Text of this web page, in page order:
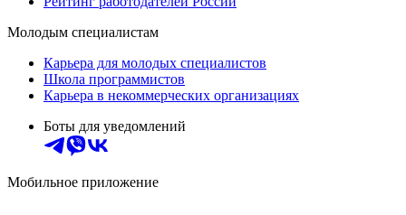
Молодым специалистам
Карьера для молодых специалистов
Школа программистов
Карьера в некоммерческих организациях
Боты для уведомлений
Мобильное приложение